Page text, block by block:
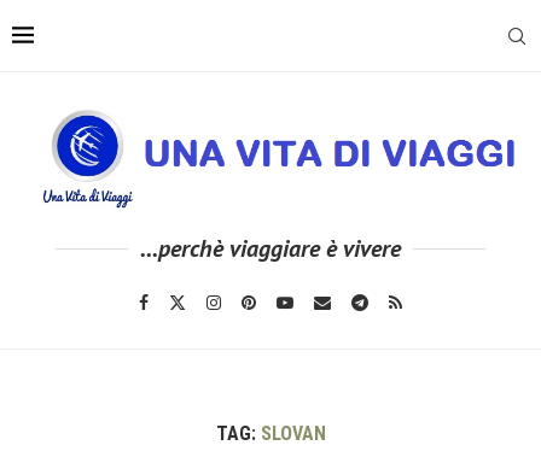
...perchè viaggiare è vivere
TAG: SLOVAN